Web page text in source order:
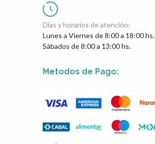
Días y horarios de atención:
Lunes a Viernes de 8:00 a 18:00 hs.
Sábados de 8:00 a 13:00 hs.
Metodos de Pago: